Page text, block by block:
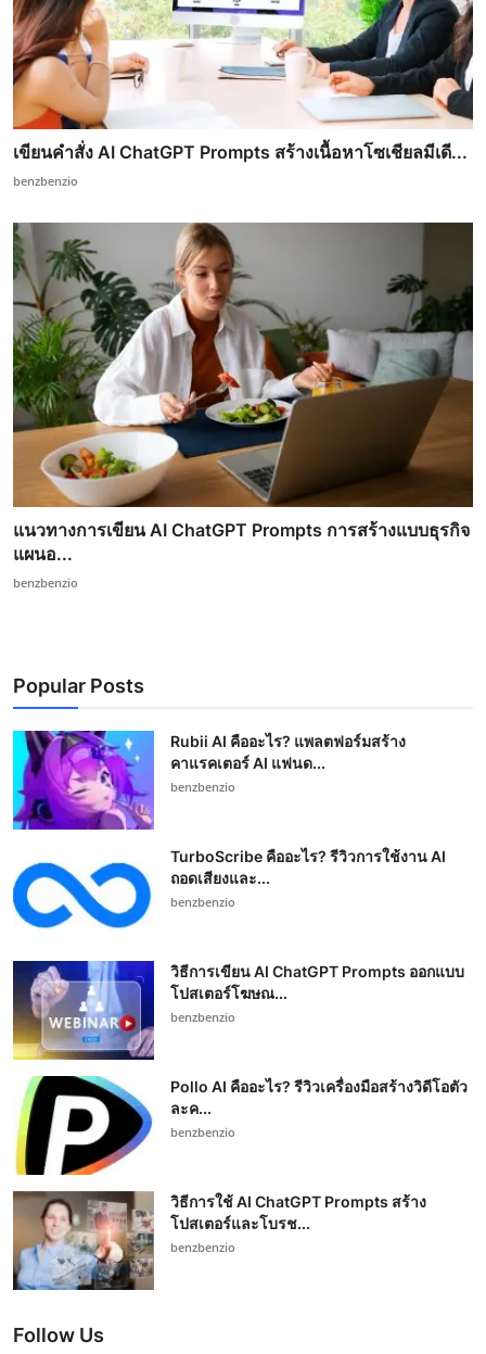
เขียนคำสั่ง AI ChatGPT Prompts สร้างเนื้อหาโซเชียลมีเดี...
benzbenzio
แนวทางการเขียน AI ChatGPT Prompts การสร้างแบบธุรกิจ
แผนอ...
benzbenzio
Popular Posts
Rubii AI คืออะไร? แพลตฟอร์มสร้าง
คาแรคเตอร์ AI แฟนด...
benzbenzio
TurboScribe คืออะไร? รีวิวการใช้งาน AI
ถอดเสียงและ...
benzbenzio
วิธีการเขียน AI ChatGPT Prompts ออกแบบ
โปสเตอร์โฆษณ...
benzbenzio
Pollo AI คืออะไร? รีวิวเครื่องมือสร้างวิดีโอตัว
ละค...
benzbenzio
วิธีการใช้ AI ChatGPT Prompts สร้าง
โปสเตอร์และโบรช...
benzbenzio
Follow Us